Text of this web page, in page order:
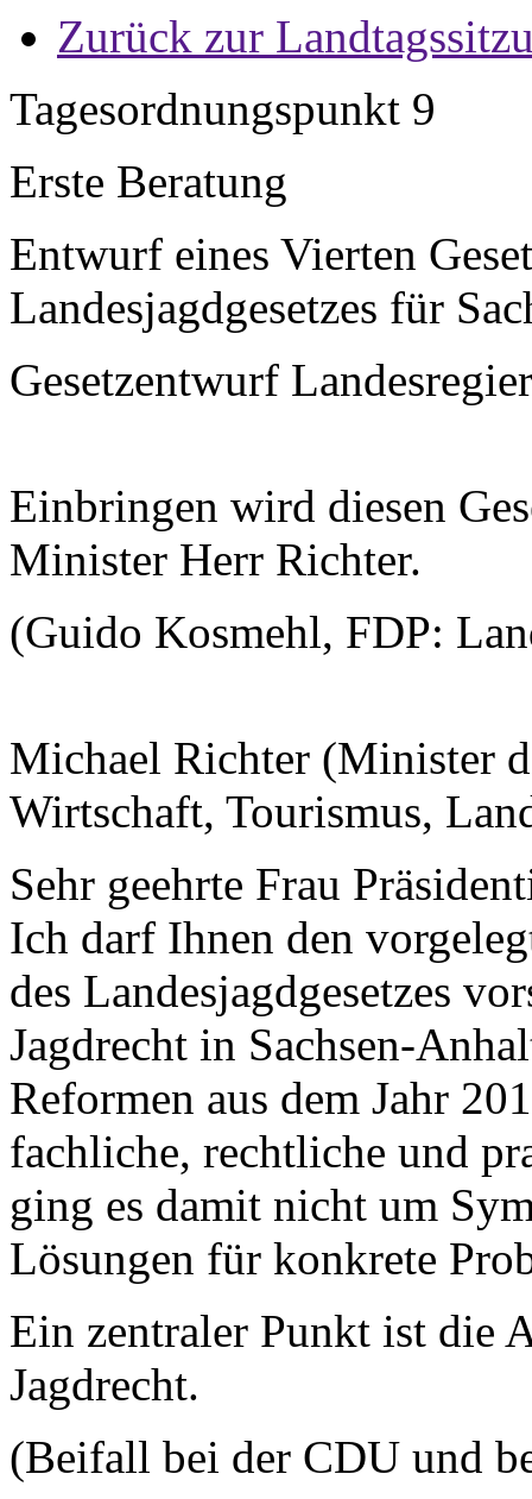
Zurück zur
Tagesordnungspunkt 9
Erste Beratung
Entwurf eines Vierten
Landesjagdgesetzes für
Gesetzentwurf
Einbringen wird diesen
Minister Herr Richter.
(Guido Kosmehl, FDP:
Michael Richter (Minister
Wirtschaft, Tourismus,
Sehr geehrte Frau
Ich darf Ihnen den
des Landesjagdgesetzes
Jagdrecht in Sachsen-
Reformen aus dem Jahr
fachliche, rechtliche und
ging es damit nicht um
Lösungen für konkrete
Ein zentraler Punkt ist die
Jagdrecht.
(Beifall bei der CDU und